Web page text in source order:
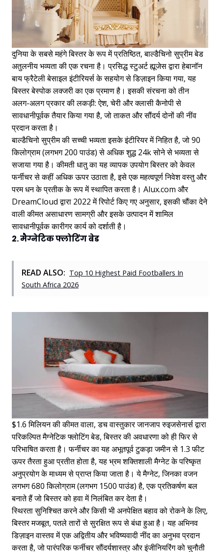
दुनिया के सबसे महंगे बिस्तर के रूप में प्रतिष्ठित, बाल्डैचिनो सुप्रीम बेड
अतुलनीय भव्यता की एक रचना है। प्रसिद्ध स्टुअर्ट ह्यूजेस द्वारा हेबानॉन
बाय फ्रैटेली बेसाइल इंटीरियर्स के सहयोग से डिज़ाइन किया गया, यह
बिस्तर बेस्पोक लक्जरी का एक प्रमाण है। इसकी संरचना को तीन
अलग-अलग प्रकार की लकड़ी: ऐश, चेरी और क्लासी कैनोपी से
सावधानीपूर्वक तैयार किया गया है, जो ताकत और सौंदर्य दोनों की नींव
प्रदान करता है।
बाल्डैचिनो सुप्रीम की सच्ची भव्यता इसके इंटीरियर में निहित है, जो 90
किलोग्राम (लगभग 200 पाउंड) से अधिक शुद्ध 24k सोने से भव्यता से
सजाया गया है। कीमती धातु का यह व्यापक उपयोग बिस्तर को केवल
फर्नीचर से कहीं अधिक ऊपर उठाता है, इसे एक महत्वपूर्ण निवेश वस्तु और
परम धन के प्रतीक के रूप में स्थापित करता है। Alux.com और
DreamCloud द्वारा 2022 में रिपोर्ट किए गए अनुसार, इसकी चौंका देने
वाली कीमत असाधारण सामग्री और इसके उत्पादन में शामिल
सावधानीपूर्वक कारीगर कार्य को दर्शाती है।
2. मैग्नेटिक फ्लोटिंग बेड
READ ALSO: Top 10 Highest Paid Footballers In
South Africa 2026
$1.6 मिलियन की कीमत वाला, डच वास्तुकार जानजाप रुइजसेनार्स द्वारा
परिकल्पित मैग्नेटिक फ्लोटिंग बेड, बिस्तर की अवधारणा को ही फिर से
परिभाषित करता है। फर्नीचर का यह अभूतपूर्व टुकड़ा जमीन से 1.3 फीट
ऊपर तैरता हुआ प्रतीत होता है, यह भ्रम शक्तिशाली मैग्नेट के परिष्कृत
अनुप्रयोग के माध्यम से प्राप्त किया जाता है। ये मैग्नेट, जिनका वजन
लगभग 680 किलोग्राम (लगभग 1500 पाउंड) है, एक प्रतिकर्षण बल
बनाते हैं जो बिस्तर को हवा में निलंबित कर देता है।
स्थिरता सुनिश्चित करने और किसी भी अनपेक्षित बहाव को रोकने के लिए,
बिस्तर मजबूत, पतले तारों से सुरक्षित रूप से बंधा हुआ है। यह अभिनव
डिज़ाइन वास्तव में एक अद्वितीय और भविष्यवादी नींद का अनुभव प्रदान
करता है, जो पारंपरिक फर्नीचर सौंदर्यशास्त्र और इंजीनियरिंग को चुनौती